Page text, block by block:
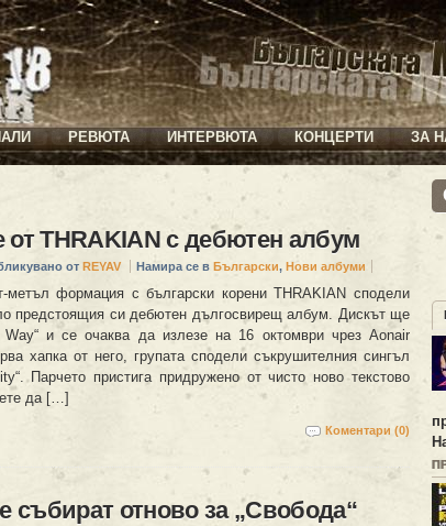
РЕВЮТА ИНТЕРВЮТА КОНЦЕРТИ ЗА
от THRAKIAN с дебютен албум
от REYAV Намира се в Български, Нови албуми
метъл формация с български корени THRAKIAN сподели
предстоящия си дебютен дългосвирещ албум. Дискът ще
Way“ и се очаква да излезе на 16 октомври чрез Aonair
хапка от него, групата сподели съкрушителния сингъл
Парчето пристига придружено от чисто ново текстово
да […]
Коментари (0)
събират отново за „Свобода“